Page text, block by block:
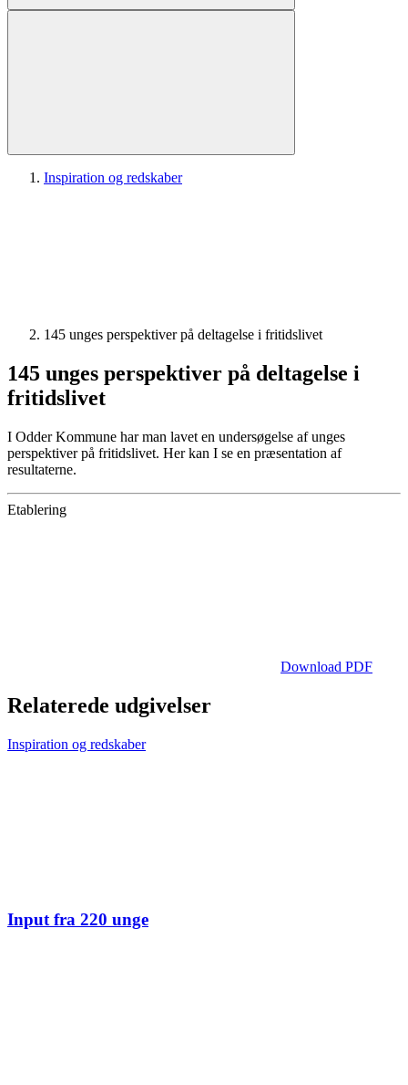
Inspiration og redskaber
145 unges perspektiver på deltagelse i fritidslivet
145 unges perspektiver på deltagelse i
fritidslivet
I Odder Kommune har man lavet en undersøgelse af unges
perspektiver på fritidslivet. Her kan I se en præsentation af
resultaterne.
Etablering
Download PDF
Relaterede udgivelser
Inspiration og redskaber
Input fra 220 unge